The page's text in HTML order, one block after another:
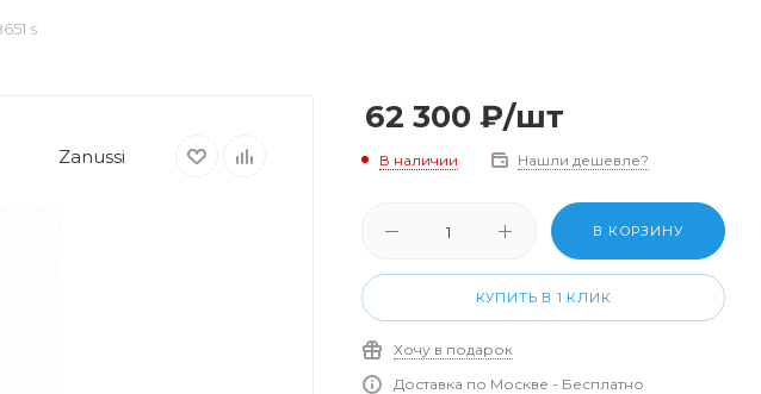
s
Zanussi
62 300 ₽/шт
В наличии Нашли дешевле?
В КОРЗИНУ
КУПИТЬ В 1 КЛИК
Хочу в подарок
Доставка по Москве - Бесплатно